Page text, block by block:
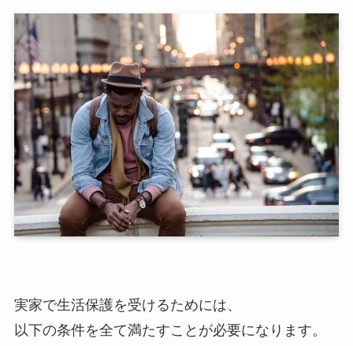
実家で生活保護を受けるためには、
以下の条件を全て満たすことが必要になります。